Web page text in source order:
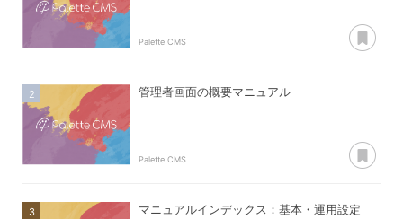
Palette CMS
管理者画面の概要マニュアル
Palette CMS
マニュアルインデックス：基本・運用設定